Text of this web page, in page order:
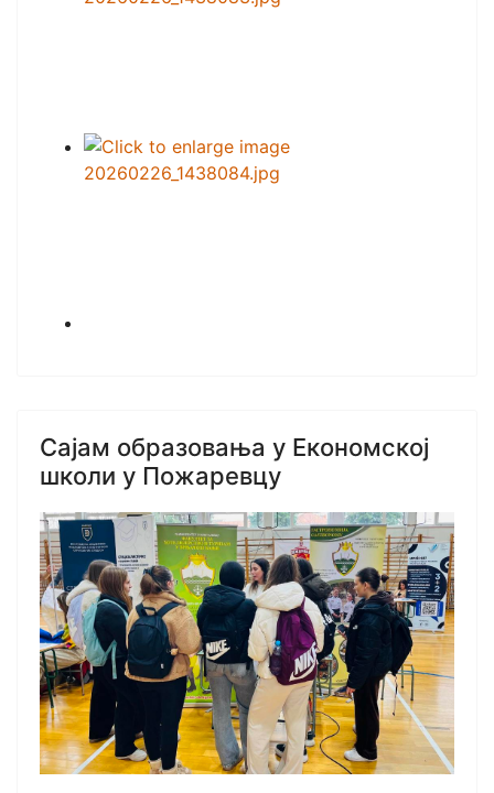
Сајам образовања у Економској
школи у Пожаревцу